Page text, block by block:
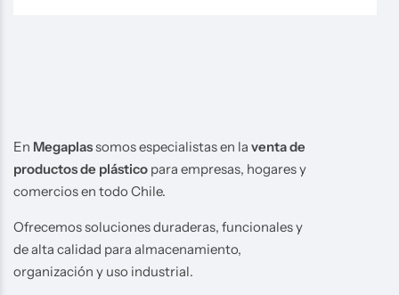
En Megaplassomos especialistas en la venta de
productos de plástico para empresas, hogares y
comercios en todo Chile.
Ofrecemos soluciones duraderas, funcionales y
de alta calidad para almacenamiento,
organización y uso industrial.